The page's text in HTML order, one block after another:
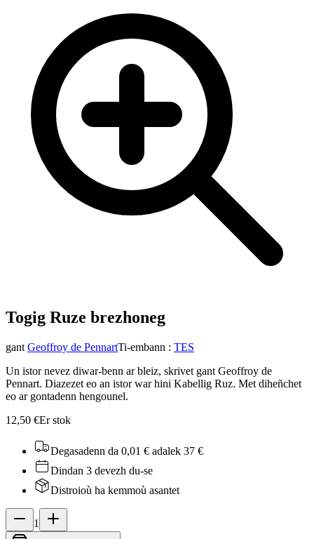
Togig Ruze brezhoneg
gant Geoffroy de PennartTi-embann : TES
Un istor nevez diwar-benn ar bleiz, skrivet gant Geoffroy de
Pennart. Diazezet eo an istor war hini Kabellig Ruz. Met diheñchet
eo ar gontadenn hengounel.
12,50 €Er stok
Degasadenn da 0,01 € adalek 37 €
Dindan 3 devezh du-se
Distroioù ha kemmoù asantet
1